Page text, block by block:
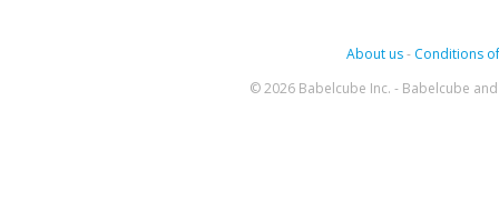
About us- Conditions
© 2026 Babelcube Inc. - Babelcube